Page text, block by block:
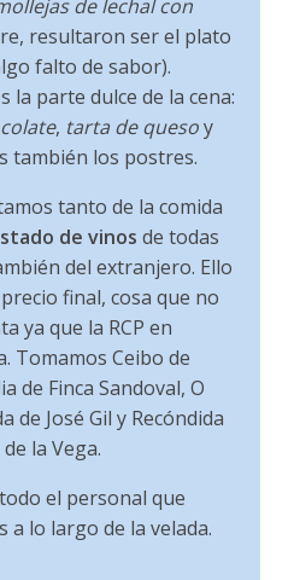
de lechal con
resultaron ser el plato
falto de sabor).
la parte dulce de la cena:
, tarta de quesoy
también los postres.
tanto de la comida
de vinos de todas
del extranjero. Ello
final, cosa que no
ya que la RCP en
Tomamos Ceibo de
de Finca Sandoval, O
de José Gil y Recóndida
la Vega.
el personal que
lo largo de la velada.